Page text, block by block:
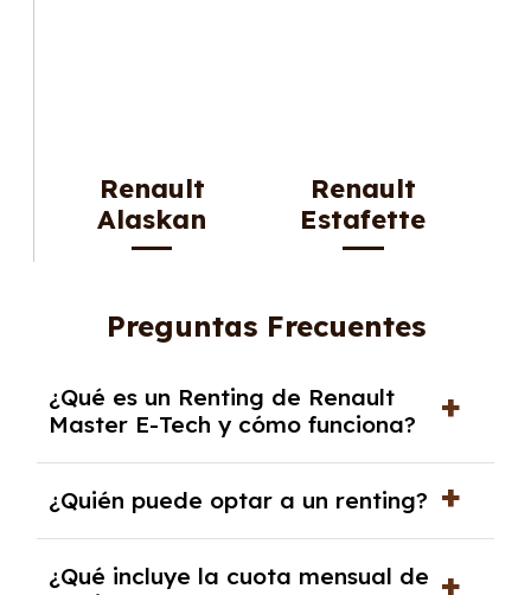
Renault
Alaskan
Renault
Estafette
Preguntas Frecuentes
¿Qué es un Renting de Renault
Master E-Tech y cómo funciona?
ElRenting de Renault Master E-Teches una
preocuparte por los gastos adicionales.
¿Quién puede optar a un renting?
Podrán optar a un renting tantoempresas
¿Qué incluye la cuota mensual de